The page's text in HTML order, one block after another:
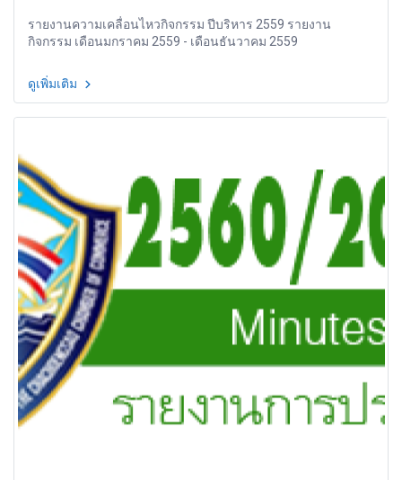
รายงานความเคลื่อนไหวกิจกรรม ปีบริหาร 2559 รายงาน
กิจกรรม เดือนมกราคม 2559 - เดือนธันวาคม 2559
ดูเพิ่มเติม